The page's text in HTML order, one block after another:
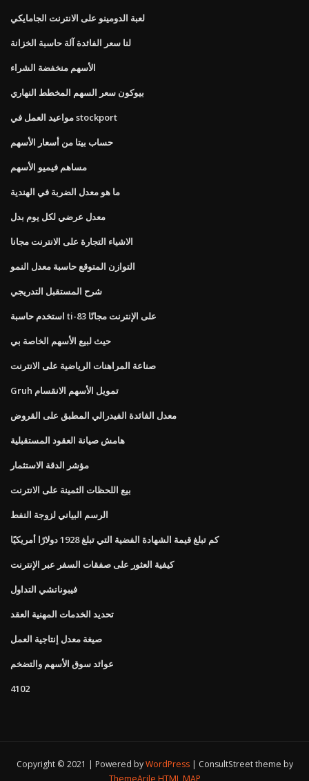
لعبة الدومينو على الانترنت الجامايكي
لنا سعر الفائدة آلة حاسبة الخزانة
الأسهم منخفضة الشراء
بيوكون سعر السهم المخطط النهاري
مواعيد العمل في stockport
حساب بيتا من أسعار الأسهم
مساهم فيميو الأسهم
ما هو معدل الضربة في الهندية
معدل عرضي لكل يوم بدل
الاشياء التجارة على الانترنت مجانا
التوازن المتوقع حاسبة معدل النمو
شرح المستقبل التدريجي
استخدم حاسبة ti-83 على الإنترنت مجانًا
حيث لبيع الأسهم الخاصة بي
صناعة المراهنات الرياضية على الانترنت
Gruh تمويل الأسهم الانقسام
معدل الفائدة الفيدرالي المطبق على القروض
هامش صيانة العقود المستقبلية
مؤشر الدقة الاستثمار
بيع اللحظات الثمينة على الانترنت
الرسم البياني لزوجة النفط
كم تبلغ قيمة الشهادة الفضية التي تبلغ 1928 دولارًا أمريكيًا
كيفية العثور على صفقات السفر عبر الإنترنت
فيبوناتشي التداول
تحديد الخدمات المهنية العقد
صيغة معدل إنتاجية العمل
عوائد سوق الأسهم والتضخم
4102
Copyright © 2021 | Powered byWordPress
ConsultStreet theme by